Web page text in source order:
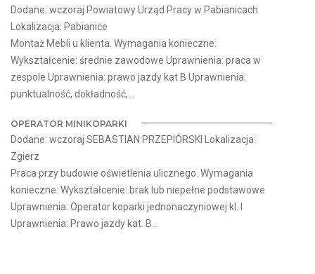
Dodane: wczoraj Powiatowy Urząd Pracy w Pabianicach
Lokalizacja: Pabianice
Montaż Mebli u klienta. Wymagania konieczne:
Wykształcenie: średnie zawodowe Uprawnienia: praca w
zespole Uprawnienia: prawo jazdy kat B Uprawnienia:
punktualność, dokładność,...
OPERATOR MINIKOPARKI
Dodane: wczoraj SEBASTIAN PRZEPIÓRSKI Lokalizacja:
Zgierz
Praca przy budowie oświetlenia ulicznego. Wymagania
konieczne: Wykształcenie: brak lub niepełne podstawowe
Uprawnienia: Operator koparki jednonaczyniowej kl. I
Uprawnienia: Prawo jazdy kat. B...